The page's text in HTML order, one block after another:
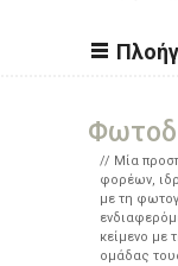
Μία
φορέων,
με τη
κείμενο με
ομάδας